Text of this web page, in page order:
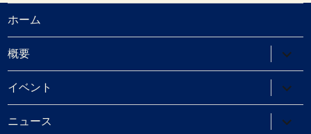
ホーム
概要
ブ
メ
ニ
ュ
ー
を
展
イベント
ブ
メ
ニ
ュ
ニュース
ブ